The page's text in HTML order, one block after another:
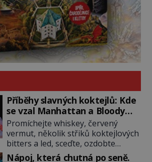
Příběhy slavných koktejlů: Kde
se vzal Manhattan a Bloody
Mary?
Promíchejte whiskey, červený
vermut, několik střiků koktejlových
bitters a led, sceďte, ozdobte
koktejlovou třešinkou a tadá…
Nápoj, která chutná po seně.